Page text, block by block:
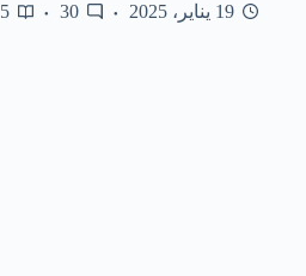
19 يناير، 2025 30
5 mins